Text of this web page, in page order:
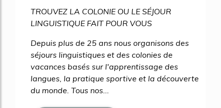
TROUVEZ LA COLONIE OU LE SÉJOUR
LINGUISTIQUE FAIT POUR VOUS
Depuis plus de 25 ans nous organisons des
séjours linguistiques et des colonies de
vacances basés sur l'apprentissage des
langues, la pratique sportive et la découverte
du monde. Tous nos...